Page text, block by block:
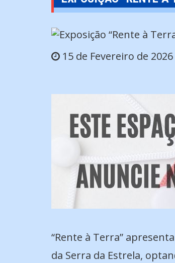
15 de Fevereiro de 2026
“Rente à Terra”
da Serra da Estrela,